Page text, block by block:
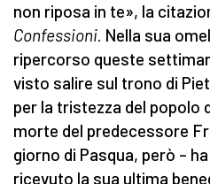
non riposa in te», la
Confessioni. Nella sua
ripercorso queste
visto salire sul trono di
per la tristezza del popolo
morte del predecessore
giorno di Pasqua, però –
ricevuto la sua ultima